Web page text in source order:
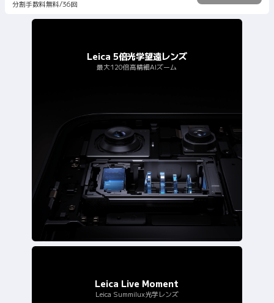
分割手数料無料/36回
Leica 5倍光学望遠レンズ
最大120倍高精細AIズーム
Leica Summilux光学レンズ